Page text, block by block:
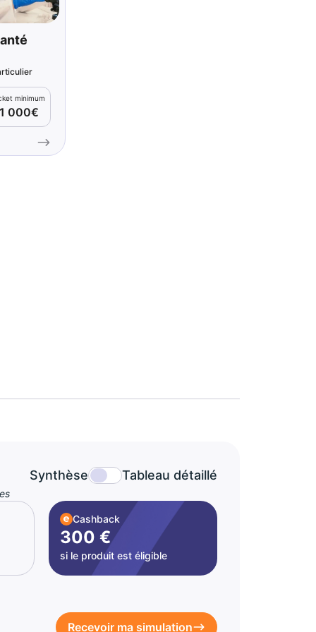
minimum
000€
Synthèse Tableau détaillé
Cashback
300 €
si le produit est éligible
Recevoir ma simulation